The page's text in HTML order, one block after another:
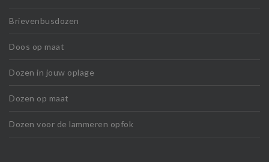
Brievenbusdozen
Doos op maat
Dozen in jouw oplage
Dozen op maat
Dozen voor de lammeren opfok